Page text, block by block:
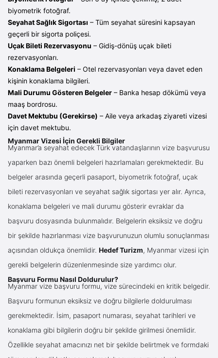
biyometrik fotoğraf.
Seyahat Sağlık Sigortası – Tüm seyahat süresini kapsayan
geçerli bir sigorta poliçesi.
Uçak Bileti Rezervasyonu – Gidiş-dönüş uçak bileti
rezervasyonları.
Konaklama Belgeleri – Otel rezervasyonları veya davet eden
kişinin konaklama bilgileri.
Mali Durumu Gösteren Belgeler – Banka hesap dökümü veya
maaş bordrosu.
Davet Mektubu (Gerekirse) – Aile veya arkadaş ziyareti vizesi
için davet mektubu.
Myanmar Vizesi İçin Gerekli Bilgiler
Myanmar’a seyahat edecek Türk vatandaşlarının vize başvurusu
yaparken bazı önemli belgeleri hazırlamaları gerekmektedir. Bu
belgeler arasında geçerli pasaport, biyometrik fotoğraf, uçak
bileti rezervasyonları ve seyahat sağlık sigortası yer alır. Ayrıca,
konaklama belgeleri ve mali durumu gösterir evraklar da
başvuru dosyasında bulunmalıdır. Belgelerin eksiksiz ve doğru
bir şekilde hazırlanması vize başvurunuzun olumlu sonuçlanması
açısından oldukça önemlidir. Hedef Turizm, Myanmar vizesi için
gerekli belgelerin düzenlenmesinde size yardımcı olur.
Başvuru Formu Nasıl Doldurulur?
Myanmar vize başvuru formu, vize sürecindeki en kritik belgedir.
Başvuru formunun eksiksiz ve doğru bilgilerle doldurulması
gerekmektedir. İsim, pasaport numarası, seyahat tarihleri ve
konaklama gibi bilgilerin doğru bir şekilde girilmesi önemlidir.
Özellikle seyahat amacınızı net bir şekilde belirtmek ve formdaki